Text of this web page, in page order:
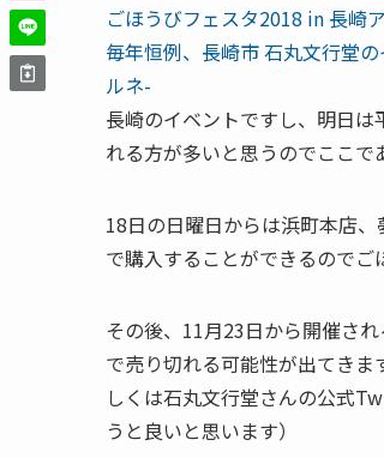
ごほうびフェスタ2018 in 長崎
毎年恒例、長崎市 石丸文行堂
ルネ-
長崎のイベントですし、明日
れる方が多いと思うのでここで
18日の日曜日からは浜町本店
で購入することができるのでご
その後、11月23日から開催さ
で売り切れる可能性が出てき
しくは石丸文行堂さんの公式
うと良いと思います）